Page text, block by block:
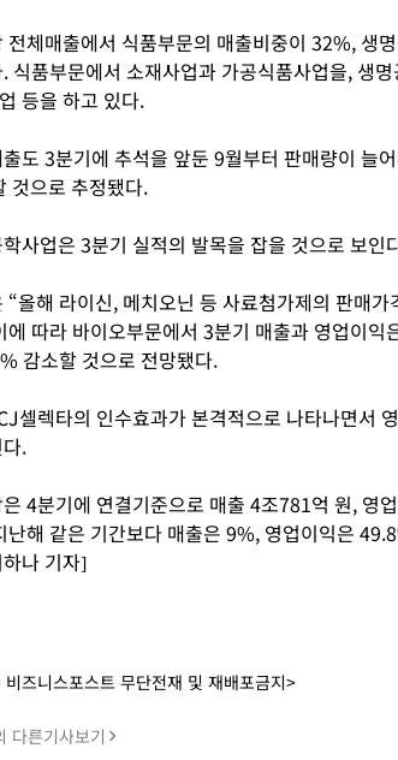
전체매출에서 식품부문의 매출비중이 32%, 생
식품부문에서 소재사업과 가공식품사업을, 생
등을 하고 있다.
도 3분기에 추석을 앞둔 9월부터 판매량이 늘
것으로 추정됐다.
사업은 3분기 실적의 발목을 잡을 것으로 보인
“올해 라이신, 메치오닌 등 사료첨가제의 판매
에 따라 바이오부문에서 3분기 매출과 영업이익
감소할 것으로 전망됐다.
셀렉타의 인수효과가 본격적으로 나타나면서
.
4분기에 연결기준으로 매출 4조781억 원, 영
난해 같은 기간보다 매출은 9%, 영업이익은
나 기자]
즈니스포스트 무단전재 및 재배포금지>
다른기사보기